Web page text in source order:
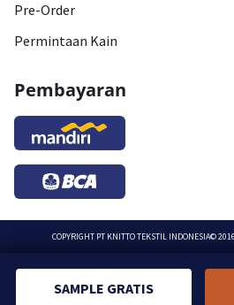
Pre-Order
Permintaan Kain
Pembayaran
COPYRIGHT PT KNITTO TEKSTIL INDONESIA©
SAMPLE GRATIS